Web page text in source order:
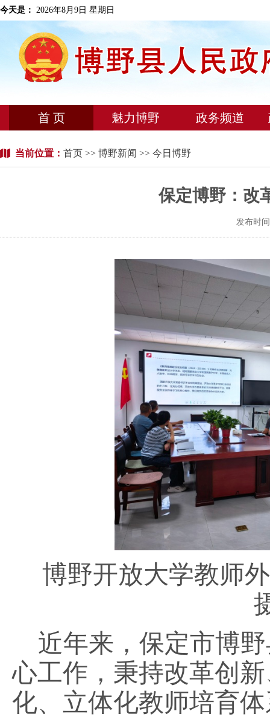
今天是： 2026年8月9日 星期日
首 页 魅力博野 政务频道
当前位置： 首页 >> 博野新闻 >> 今日博野
保定博野：改
发布时
博野开放大学教师
近年来，保定市博
心工作，秉持改革创
化、立体化教师培育